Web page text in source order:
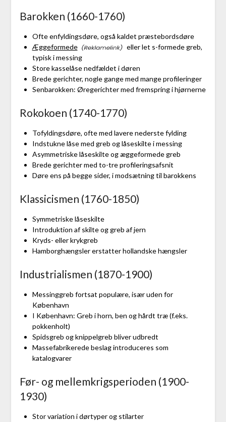
Barokken (1660-1760)
Ofte enfyldingsdøre, også kaldet præstebordsdøre
Æggeformede
eller let s-formede greb,
typisk i messing
Store kasselåse nedfældet i døren
Brede gerichter, nogle gange med mange profileringer
Senbarokken: Øregerichter med fremspring i hjørnerne
Rokokoen (1740-1770)
Tofyldingsdøre, ofte med lavere nederste fylding
Indstukne låse med greb og låseskilte i messing
Asymmetriske låseskilte og æggeformede greb
Brede gerichter med to-tre profileringsafsnit
Døre ens på begge sider, i modsætning til barokkens
Klassicismen (1760-1850)
Symmetriske låseskilte
Introduktion af skilte og greb af jern
Kryds- eller krykgreb
Hamborghængsler erstatter hollandske hængsler
Industrialismen (1870-1900)
Messinggreb fortsat populære, især uden for
København
I København: Greb i horn, ben og hårdt træ (f.eks.
pokkenholt)
Spidsgreb og knippelgreb bliver udbredt
Massefabrikerede beslag introduceres som
katalogvarer
Før- og mellemkrigsperioden (1900-
1930)
Stor variation i dørtyper og stilarter